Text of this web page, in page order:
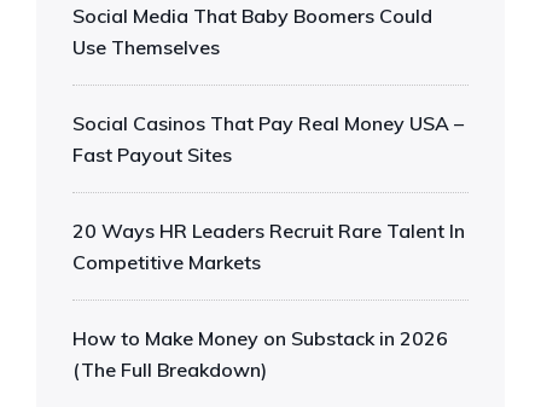
Social Media That Baby Boomers Could
Use Themselves
Social Casinos That Pay Real Money USA –
Fast Payout Sites
20 Ways HR Leaders Recruit Rare Talent In
Competitive Markets
How to Make Money on Substack in 2026
(The Full Breakdown)